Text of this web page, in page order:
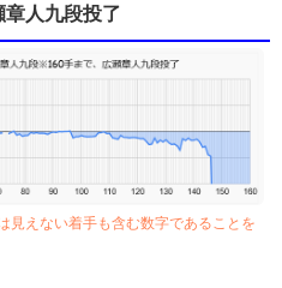
人九段投了
見えない着手も含む数字であることを